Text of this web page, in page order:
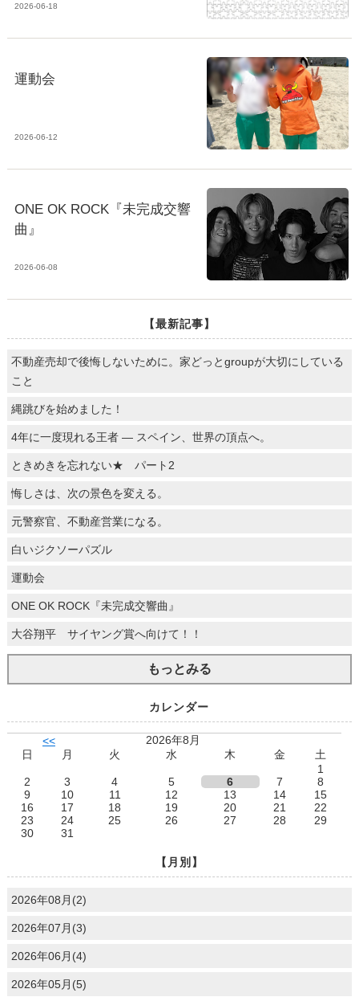
2026-06-18
運動会
2026-06-12
ONE OK ROCK『未完成交響
曲』
2026-06-08
【最新記事】
不動産売却で後悔しないために。家どっとgroupが大切にしている
こと
縄跳びを始めました！
4年に一度現れる王者 ― スペイン、世界の頂点へ。
ときめきを忘れない★ パート2
悔しさは、次の景色を変える。
元警察官、不動産営業になる。
白いジクソーパズル
運動会
ONE OK ROCK『未完成交響曲』
大谷翔平 サイヤング賞へ向けて！！
もっとみる
カレンダー
<<
2026年8月
日
月 火 水 木 金
土
1
2
3 4 5 6 7
8
9
10 11 12 13 14
15
16
17 18 19 20 21
22
23
24 25 26 27 28
29
30
31
【月別】
2026年08月(2)
2026年07月(3)
2026年06月(4)
2026年05月(5)